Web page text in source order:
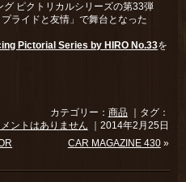
ピクトリカルシリーズの第33弾
ライドと友情」で舞台となった
Pictorial Series by HIRO No.33を
カテゴリー： 商品｜タグ：
ントはありません ｜2014年2月25日
CAR MAGAZINE 430»